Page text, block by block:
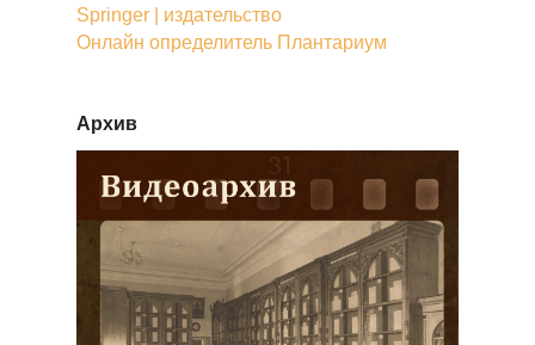
Springer | издательство
Онлайн определитель Плантариум
Архив